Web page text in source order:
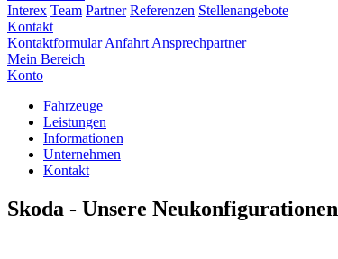
Interex Team Partner Referenzen Stellenangebote
Kontakt
Kontaktformular Anfahrt Ansprechpartner
Mein Bereich
Konto
Fahrzeuge
Leistungen
Informationen
Unternehmen
Kontakt
Skoda - Unsere Neukonfigurationen